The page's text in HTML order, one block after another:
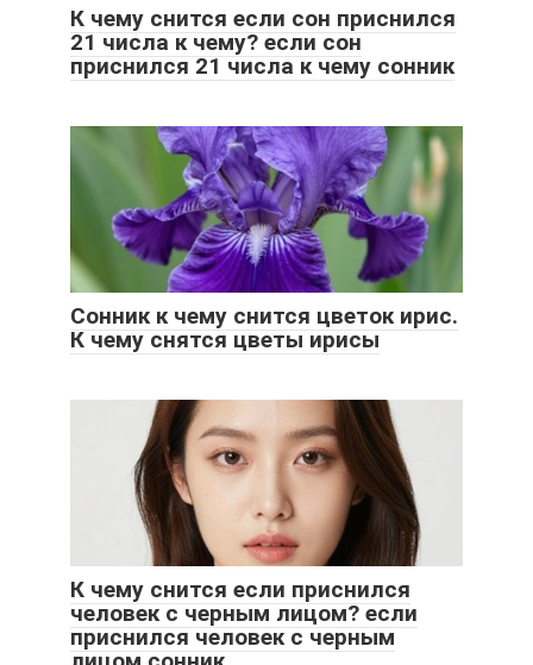
К чему снится если сон приснился
21 числа к чему? если сон
приснился 21 числа к чему сонник
Сонник к чему снится цветок ирис.
К чему снятся цветы ирисы
К чему снится если приснился
человек с черным лицом? если
приснился человек с черным